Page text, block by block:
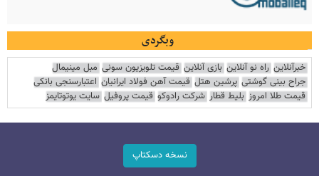
وبگردی
خبرآنلاین راه نو آنلاین بازی آنلاین قیمت تلویزیون سونی مبل مینیمال
جراح بینی گوشتی پرشین هتل قیمت آهن فولاد ایرانیان اعتبارسنجی بانکی
قیمت طلا امروز بلیط قطار شرکت رادوکو قیمت پروفیل سایت یوتوتایمز
نسخه دسکتاپ